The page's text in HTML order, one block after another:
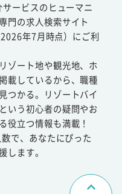
ービスのヒューマニ
門の求人検索サイト
年7月時点）にご利
ゾート地や観光地、ホ
載しているから、職種
つかる。リゾートバイ
いう初心者の疑問やお
役立つ情報も満載！
で、あなたにぴった
します。